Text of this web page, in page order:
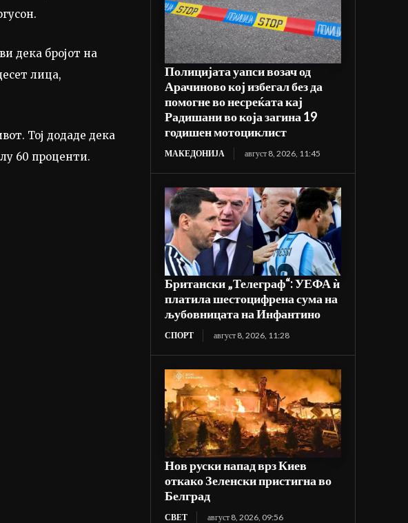
дека бројот на
лица,
Тој додаде дека
60 проценти.
Полицијата уапси возач од
Арачиново кој избегал без да
помогне во несреќата кај
Радишани во која загина 19
годишен мотоциклист
МАКЕДОНИЈА август 8, 2026, 11:45
Британски „Телеграф“: УЕФА ѝ
платила шестоцифрена сума на
љубовницата на Инфантино
СПОРТ август 8, 2026, 11:28
Нов руски напад врз Киев
откако Зеленски пристигна во
Белград
СВЕТ август 8, 2026, 09:56